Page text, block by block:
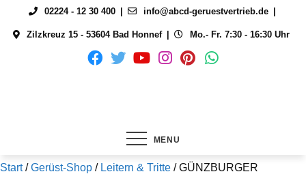
02224 - 12 30 400 info@abcd-geruestvertrieb.de
Zilzkreuz 15 - 53604 Bad Honnef Mo.- Fr. 7:30 - 16:30 Uhr
MENU
Start/Gerüst-Shop / Leitern & Tritte / GÜNZBURGER